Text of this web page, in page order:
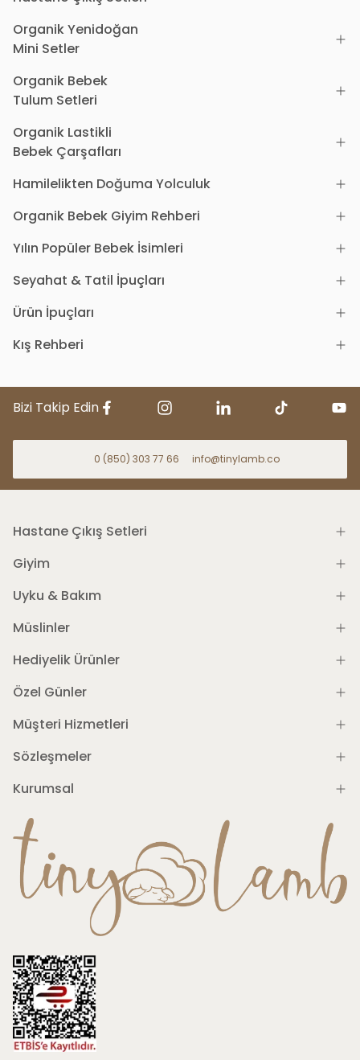
Organik Yenidoğan
Mini Setler
Organik Bebek
Tulum Setleri
Organik Lastikli
Bebek Çarşafları
Hamilelikten Doğuma Yolculuk
Organik Bebek Giyim Rehberi
Yılın Popüler Bebek İsimleri
Seyahat & Tatil İpuçları
Ürün İpuçları
Kış Rehberi
Bizi Takip Edin
0 (850) 303 77 66 info@tinylamb.co
Hastane Çıkış Setleri
Giyim
Uyku & Bakım
Müslinler
Hediyelik Ürünler
Özel Günler
Müşteri Hizmetleri
Sözleşmeler
Kurumsal